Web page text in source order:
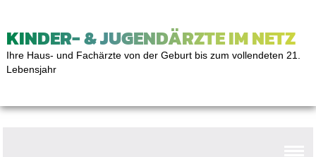
KINDER- & JUGENDÄRZTE IM NETZ
Ihre Haus- und Fachärzte von der Geburt bis zum vollendeten 21.
Lebensjahr